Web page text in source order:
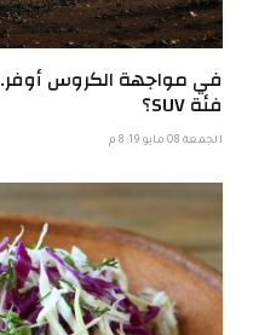
في مواجهة الكروس أوفر..
فئة SUV؟
الجمعة 08 مايو 8:19 م